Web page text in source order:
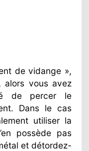
de vidange »,
alors vous avez
de percer le
Dans le cas
utiliser la
possède pas
et détordez-